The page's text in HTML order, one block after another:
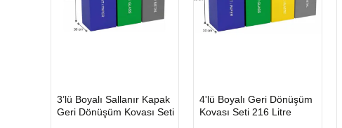
GÖNDERİ
3’lü Boyalı Sallanır Kapak
Geri Dönüşüm Kovası Seti
GÖNDERİ
4'lü Boyalı Geri Dönüşüm
Kovası Seti 216 Litre